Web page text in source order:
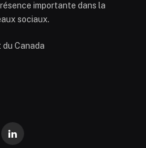
importante dans la
sociaux.
du Canada
LinkedIn